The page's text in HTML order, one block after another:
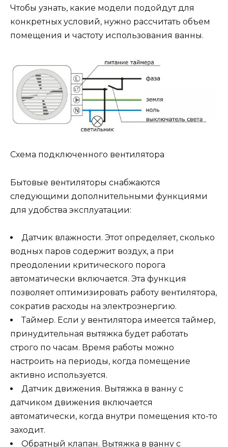
Чтобы узнать, какие модели подойдут для
конкретных условий, нужно рассчитать объем
помещения и частоту использования ванны.
Схема подключенного вентилятора
Бытовые вентиляторы снабжаются
следующими дополнительными функциями
для удобства эксплуатации:
Датчик влажности. Этот определяет, сколько
водных паров содержит воздух, а при
преодолении критического порога
автоматически включается. Эта функция
позволяет оптимизировать работу вентилятора,
сократив расходы на электроэнергию.
Таймер. Если у вентилятора имеется таймер,
принудительная вытяжка будет работать
строго по часам. Время работы можно
настроить на периоды, когда помещение
активно используется.
Датчик движения. Вытяжка в ванну с
датчиком движения включается
автоматически, когда внутри помещения кто-то
заходит.
Обратный клапан. Вытяжка в ванну с